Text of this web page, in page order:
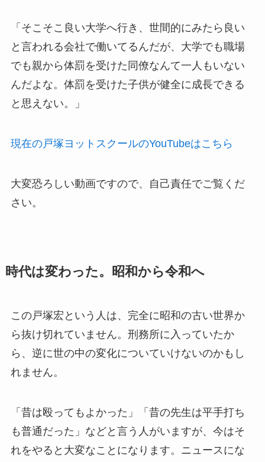
「そこそこ良い大学へ行き、世間的にみたら良い
と言われる会社で働いてるんだが、大学でも職場
でも親から体罰を受けた同僚なんて一人もいない
んだよな。体罰を受けた子供が健全に成長できる
と思えない。」
現在の戸塚ヨットスクールのYouTubeはこちら
大変恐ろしい動画ですので、自己責任でご覧くだ
さい。
時代は変わった。昭和から令和へ
この戸塚宏という人は、完全に昭和の古い世界か
ら抜け切れていません。刑務所に入っていたか
ら、逆に世の中の変化についていけないのかもし
れません。
「昔は殴ってもよかった」「昔の先生は平手打ち
も普通だった」などと言う人がいますが、今はそ
れをやると大変なことになります。ニュースにな